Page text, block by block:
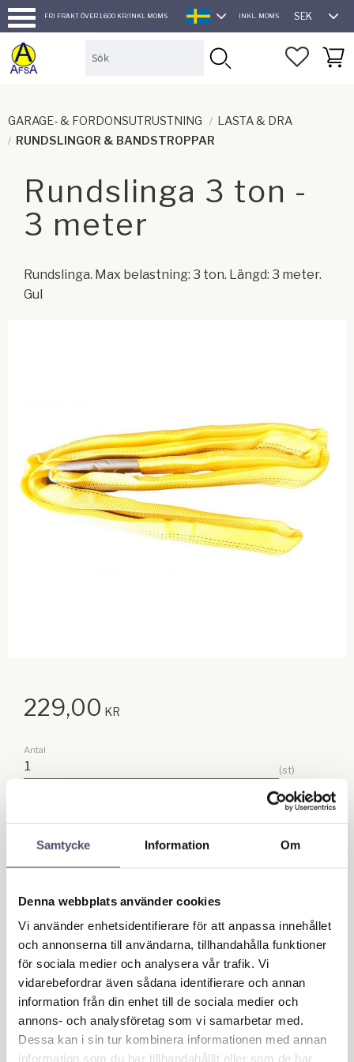
Samtycke Information Om
Denna webbplats använder cookies
Vi använder enhetsidentifierare för att anpassa innehållet
och annonserna till användarna, tillhandahålla funktioner
för sociala medier och analysera vår trafik. Vi
vidarebefordrar även sådana identifierare och annan
information från din enhet till de sociala medier och
annons- och analysföretag som vi samarbetar med.
Dessa kan i sin tur kombinera informationen med annan
information som du har tillhandahållit eller som de har
Meny
FRI FRAKT ÖVER 1.600 KR/INKL MOMS
SVENSKA
INKL. MOMS SEK
GARAGE- & FORDONSUTRUSTNING
LASTA & DRA
RUNDSLINGOR & BANDSTROPPAR
Rundslinga 3 ton -
3 meter
Rundslinga. Max belastning: 3 ton. Längd: 3 meter.
Gul
229,00 KR
Antal
st
Lägg
Lagerstatus
Ge ett omdöme!
Omdömen
Du